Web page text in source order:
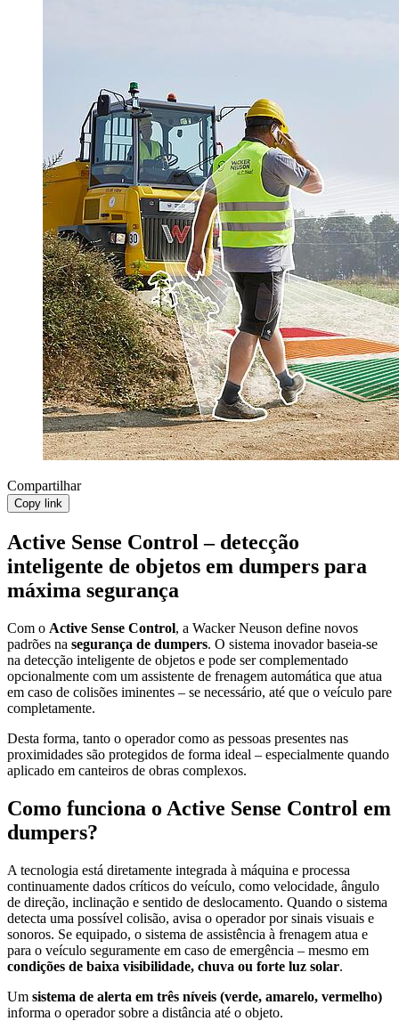
Compartilhar
Copy link
Active Sense Control – detecção
inteligente de objetos em dumpers para
máxima segurança
Com o Active Sense Control, a Wacker Neuson define novos
padrões na segurança de dumpers. O sistema inovador baseia-se
na detecção inteligente de objetos e pode ser complementado
opcionalmente com um assistente de frenagem automática que atua
em caso de colisões iminentes – se necessário, até que o veículo pare
completamente.
Desta forma, tanto o operador como as pessoas presentes nas
proximidades são protegidos de forma ideal – especialmente quando
aplicado em canteiros de obras complexos.
Como funciona o Active Sense Control em
dumpers?
A tecnologia está diretamente integrada à máquina e processa
continuamente dados críticos do veículo, como velocidade, ângulo
de direção, inclinação e sentido de deslocamento. Quando o sistema
detecta uma possível colisão, avisa o operador por sinais visuais e
sonoros. Se equipado, o sistema de assistência à frenagem atua e
para o veículo seguramente em caso de emergência – mesmo em
condições de baixa visibilidade, chuva ou forte luz solar.
Um sistema de alerta em três níveis (verde, amarelo, vermelho)
informa o operador sobre a distância até o objeto.